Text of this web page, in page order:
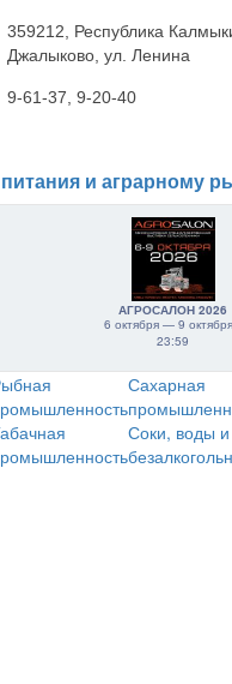
359212, Республика
Джалыково, ул. Ленина
9-61-37, 9-20-40
и аграрному
АГРОСАЛОН 2026
6 октября — 9
23:59
Сахарная
Соки, воды и